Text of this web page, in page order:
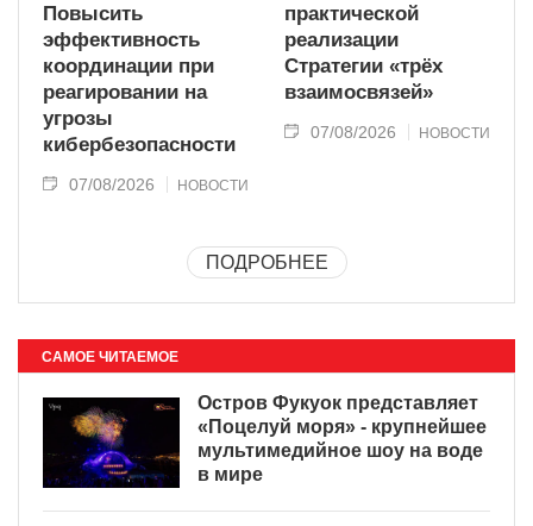
Повысить
эффективность
координации при
реагировании на
угрозы
кибербезопасности
07/08/2026 НОВОСТИ
практической
реализации
Стратегии «трёх
взаимосвязей»
07/08/2026 НОВОСТИ
ПОДРОБНЕЕ
САМОЕ ЧИТАЕМОЕ
Остров Фукуок представляет
«Поцелуй моря» - крупнейшее
мультимедийное шоу на воде
в мире